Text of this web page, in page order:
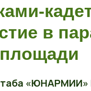
в
«ЮНАРМИИ»